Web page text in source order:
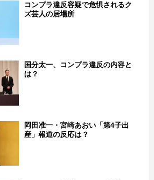
コンプラ違反容疑で危惧されるク
ズ芸人の居場所
国分太一、コンプラ違反の内容と
は？
岡田准一・宮崎あおい「第4子出
産」報道の反応は？